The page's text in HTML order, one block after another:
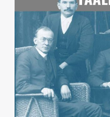
MAAK
WANNEER
HULLE
OORSEE
WOON